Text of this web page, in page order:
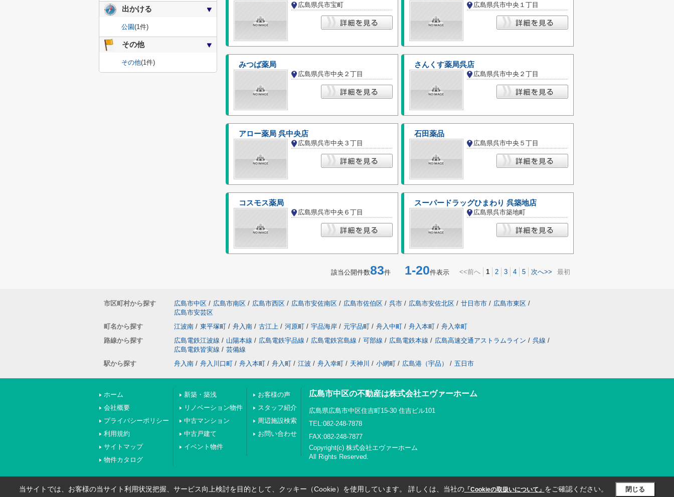
広島県呉市宝町 広島県呉市中央１丁目
みつば薬局
広島県呉市中央２丁目
さんくす薬局呉店
広島県呉市中央２丁目
アロー薬局 呉中央店
広島県呉市中央３丁目
石田薬品
広島県呉市中央５丁目
コスモス薬局
広島県呉市中央６丁目
スーパードラッグひまわり 呉築地店
広島県呉市築地町
該当公開件数83件 1-20件表示 <<前へ 1 2 3 4 5 次へ>> 最初
出かける
公園(1件)
その他
その他(1件)
市区町村から探す 広島市中区 / 広島市南区 / 広島市西区 / 広島市安佐南区 / 広島市佐伯区 / 呉市 / 広島市安佐北区 / 廿日市市 / 広島市東区 /
広島市安芸区
町名から探す
江波南 / 東平塚町 / 舟入南 / 古江上 / 河原町 / 宇品海岸 / 元宇品町 / 舟入中町 / 舟入本町 / 舟入幸町
路線から探す
広島電鉄江波線 / 山陽本線 / 広島電鉄宇品線 / 広島電鉄宮島線 / 可部線 / 広島電鉄本線 / 広島高速交通アストラムライン / 呉線 /
広島電鉄皆実線 / 芸備線
駅から探す
舟入南 / 舟入川口町 / 舟入本町 / 舟入町 / 江波 / 舟入幸町 / 天神川 / 小網町 / 広島港（宇品） / 五日市
ホーム
会社概要
プライバシーポリシー
利用規約
サイトマップ
物件カタログ
新築・築浅
リノベーション物件
中古マンション
中古戸建て
イベント物件
お客様の声
スタッフ紹介
周辺施設検索
お問い合わせ
広島市中区の不動産は株式会社エヴァーホーム
広島県広島市中区住吉町15-30 住吉ビル101
TEL:082-248-7878
FAX:082-248-7877
Copyright(c) 株式会社エヴァーホーム
All Rights Reserved.
当サイトでは、お客様の当サイト利用状況把握、サービス向上検討を目的として、クッキー（Cookie）を使用しています。 詳しくは、当社の「Cookieの取扱いについて」 をご確認ください。 閉じる